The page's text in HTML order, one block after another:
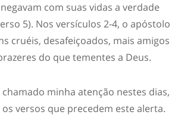
com suas vidas a verdade
5). Nos versículos 2-4, o apóstolo
cruéis, desafeiçoados, mais amigos
do que tementes a Deus.
minha atenção nestes dias,
versos que precedem este alerta.